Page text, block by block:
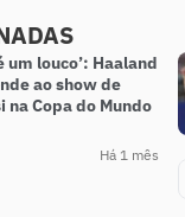
um louco’: Haaland
ao show de
na Copa do Mundo
Há 1 mês